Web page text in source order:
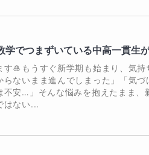
との差が開く事に焦っていま
す。
ば必ず変わります。
る瞬間を、一緒につくってい
支援してきました。
て、今できる最適なステップ
学でつまずいている中高一貫生
🎍もうすぐ新学期も始まり、気持
ないまま進んでしまった」「気
不安…」そんな悩みを抱えたまま、
はない...